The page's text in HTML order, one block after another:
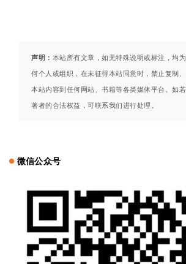
声明： 本站所有文章，如无特殊说明或标注，均
何个人或组织，在未征得本站同意时，禁止复制
本站内容到任何网站、书籍等各类媒体平台。如
著者的合法权益，可联系我们进行处理。
微信公众号